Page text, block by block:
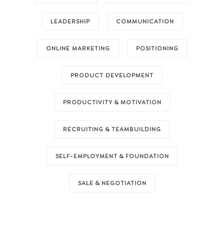
LEADERSHIP COMMUNICATION
ONLINE MARKETING POSITIONING
PRODUCT DEVELOPMENT
PRODUCTIVITY & MOTIVATION
RECRUITING & TEAMBUILDING
SELF-EMPLOYMENT & FOUNDATION
SALE & NEGOTIATION